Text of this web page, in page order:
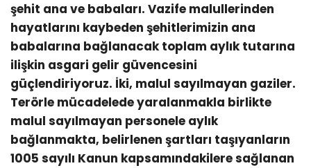
şehit ana ve babaları. Vazife malullerinden
hayatlarını kaybeden şehitlerimizin ana
babalarına bağlanacak toplam aylık tutarına
ilişkin asgari gelir güvencesini
güçlendiriyoruz. İki, malul sayılmayan gaziler.
Terörle mücadelede yaralanmakla birlikte
malul sayılmayan personele aylık
bağlanmakta, belirlenen şartları taşıyanların
1005 sayılı Kanun kapsamındakilere sağlanan